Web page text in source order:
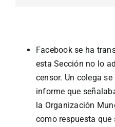
Facebook se ha
esta Sección no lo
censor. Un colega
informe que
la Organización
como respuesta que